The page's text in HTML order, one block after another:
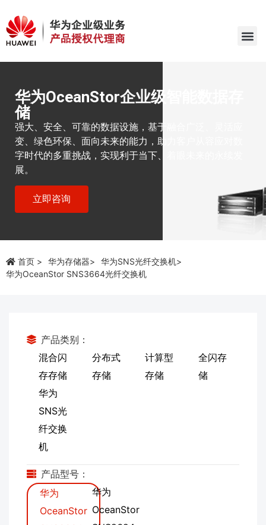
华为OceanStor企业级智能数据存
储
强大、安全、可靠的数据设施，基于融合广泛、灵活应
变、绿色环保、面向未来的能力，助力客户从容应对数
字时代的多重挑战，实现利于当下、着眼未来的永续发
展。
立即咨询
首页 华为存储器
华为SNS光纤交换机
华为OceanStor SNS3664光纤交换机
产品类别：
混合闪
存存储
分布式
存储
计算型
存储
全闪存
储
华为
SNS光
纤交换
机
产品型号：
华为
OceanStor
华为
OceanStor